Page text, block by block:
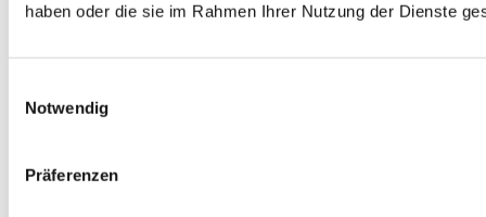
haben oder die sie im Rahmen Ihrer Nutzung der Dienste
Notwendig
Präferenzen